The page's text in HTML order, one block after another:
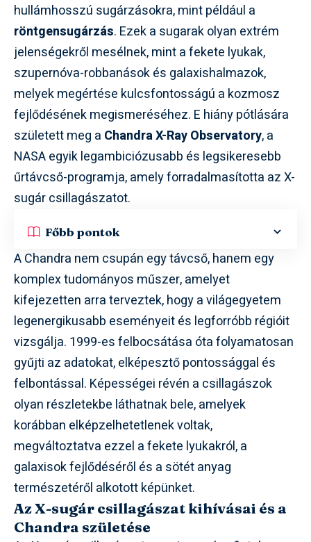
hullámhosszú sugárzásokra, mint például a
röntgensugárzás. Ezek a sugarak olyan extrém
jelenségekről mesélnek, mint a fekete lyukak,
szupernóva-robbanások és galaxishalmazok,
melyek megértése kulcsfontosságú a kozmosz
fejlődésének megismeréséhez. E hiány pótlására
született meg a Chandra X-Ray Observatory, a
NASA egyik legambiciózusabb és legsikeresebb
űrtávcső-programja, amely forradalmasította az X-
sugár csillagászatot.
Főbb pontok
A Chandra nem csupán egy távcső, hanem egy
komplex tudományos műszer, amelyet
kifejezetten arra terveztek, hogy a világegyetem
legenergikusabb eseményeit és legforróbb régióit
vizsgálja. 1999-es felbocsátása óta folyamatosan
gyűjti az adatokat, elképesztő pontossággal és
felbontással. Képességei révén a csillagászok
olyan részletekbe láthatnak bele, amelyek
korábban elképzelhetetlenek voltak,
megváltoztatva ezzel a fekete lyukakról, a
galaxisok fejlődéséről és a sötét anyag
természetéről alkotott képünket.
Az X-sugár csillagászat kihívásai és a
Chandra születése